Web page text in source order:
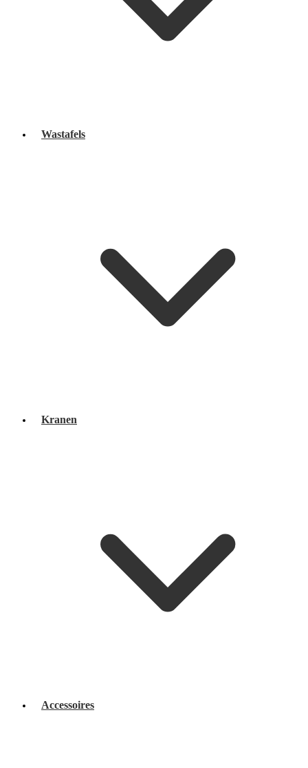
Wastafels
Kranen
Accessoires